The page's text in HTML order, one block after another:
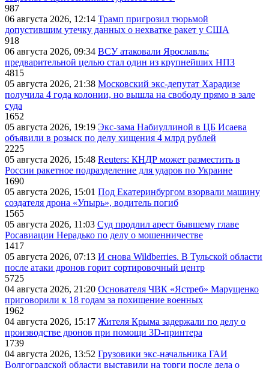
987
06 августа 2026, 12:14 Трамп пригрозил тюрьмой
допустившим утечку данных о нехватке ракет у США
918
06 августа 2026, 09:34 ВСУ атаковали Ярославль:
предварительной целью стал один из крупнейших НПЗ
4815
05 августа 2026, 21:38 Московский экс-депутат Харадизе
получила 4 года колонии, но вышла на свободу прямо в зале
суда
1652
05 августа 2026, 19:19 Экс-зама Набиуллиной в ЦБ Исаева
объявили в розыск по делу хищения 4 млрд рублей
2225
05 августа 2026, 15:48 Reuters: КНДР может разместить в
России ракетное подразделение для ударов по Украине
1690
05 августа 2026, 15:01 Под Екатеринбургом взорвали машину
создателя дрона «Упырь», водитель погиб
1565
05 августа 2026, 11:03 Суд продлил арест бывшему главе
Росавиации Нерадько по делу о мошенничестве
1417
05 августа 2026, 07:13 И снова Wildberries. В Тульской области
после атаки дронов горит сортировочный центр
5725
04 августа 2026, 21:20 Основателя ЧВК «Ястреб» Марущенко
приговорили к 18 годам за похищение военных
1962
04 августа 2026, 15:17 Жителя Крыма задержали по делу о
производстве дронов при помощи 3D‑принтера
1739
04 августа 2026, 13:52 Грузовики экс-начальника ГАИ
Волгоградской области выставили на торги после дела о